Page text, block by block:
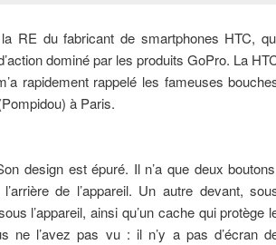
RE du fabricant de smartphones HTC,
dominé par les produits GoPro. La
rapidement rappelé les fameuses
à Paris.
design est épuré. Il n’a que deux
de l’appareil. Un autre devant,
l’appareil, ainsi qu’un cache qui protège
ne l’avez pas vu : il n’y a pas d’écran